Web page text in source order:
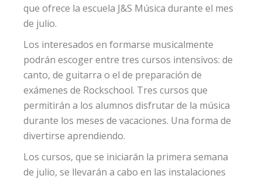
que ofrece la escuela J&S Música durante el mes
de julio.
Los interesados en formarse musicalmente
podrán escoger entre tres cursos intensivos: de
canto, de guitarra o el de preparación de
exámenes de Rockschool. Tres cursos que
permitirán a los alumnos disfrutar de la música
durante los meses de vacaciones. Una forma de
divertirse aprendiendo.
Los cursos, que se iniciarán la primera semana
de julio, se llevarán a cabo en las instalaciones